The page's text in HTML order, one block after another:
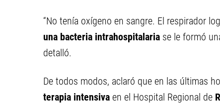
“No tenía oxígeno en sangre. El respirador
una bacteria intrahospitalaria se le formó
detalló.
De todos modos, aclaró que en las últimas
terapia intensiva en el Hospital Regional de